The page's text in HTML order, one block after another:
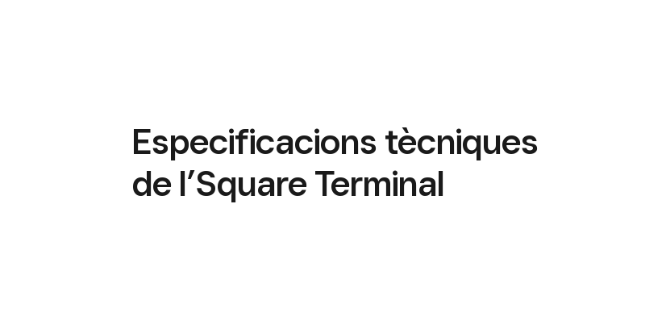
Especificacions tècniques
de l’Square Terminal